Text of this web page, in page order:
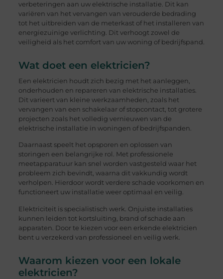
verbeteringen aan uw elektrische installatie. Dit kan
variëren van het vervangen van verouderde bedrading
tot het uitbreiden van de meterkast of het installeren van
energiezuinige verlichting. Dit verhoogt zowel de
veiligheid als het comfort van uw woning of bedrijfspand.
Wat doet een elektricien?
Een elektricien houdt zich bezig met het aanleggen,
onderhouden en repareren van elektrische installaties.
Dit varieert van kleine werkzaamheden, zoals het
vervangen van een schakelaar of stopcontact, tot grotere
projecten zoals het volledig vernieuwen van de
elektrische installatie in woningen of bedrijfspanden.
Daarnaast speelt het opsporen en oplossen van
storingen een belangrijke rol. Met professionele
meetapparatuur kan snel worden vastgesteld waar het
probleem zich bevindt, waarna dit vakkundig wordt
verholpen. Hierdoor wordt verdere schade voorkomen en
functioneert uw installatie weer optimaal en veilig.
Elektriciteit is specialistisch werk. Onjuiste installaties
kunnen leiden tot kortsluiting, brand of schade aan
apparaten. Door te kiezen voor een erkende elektricien
bent u verzekerd van professioneel en veilig werk.
Waarom kiezen voor een lokale
elektricien?